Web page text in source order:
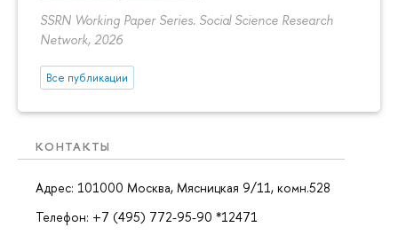
SSRN Working Paper Series. Social Science Research
Network, 2026
Все публикации
КОНТАКТЫ
Адрес: 101000 Москва, Мясницкая 9/11, комн.528
Телефон: +7 (495) 772-95-90 *12471